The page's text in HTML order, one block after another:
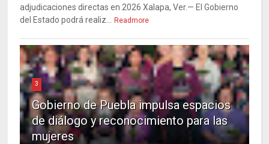
adjudicaciones directas en 2026 Xalapa, Ver.— El Gobierno
del Estado podrá realiz...
Readmore
3
Gobierno de Puebla impulsa espacios
de diálogo y reconocimiento para las
mujeres